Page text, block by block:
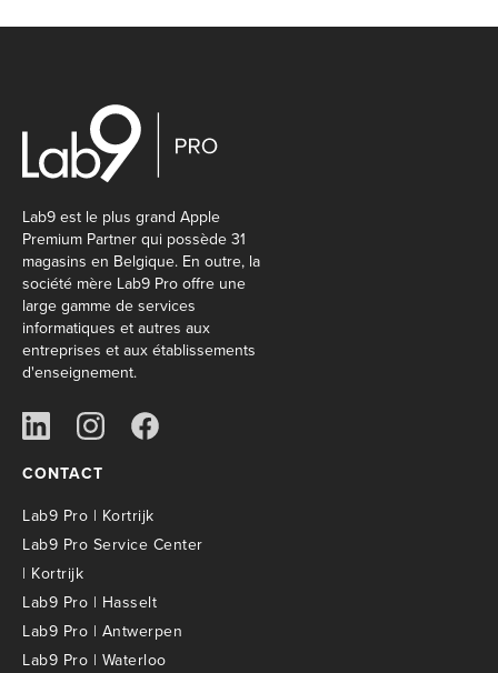
Lab9 est le plus grand Apple
Premium Partner qui possède 31
magasins en Belgique. En outre, la
société mère Lab9 Pro offre une
large gamme de services
informatiques et autres aux
entreprises et aux établissements
d'enseignement.
CONTACT
Lab9 Pro | Kortrijk
Lab9 Pro Service Center
| Kortrijk
Lab9 Pro | Hasselt
Lab9 Pro | Antwerpen
Lab9 Pro | Waterloo